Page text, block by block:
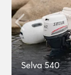
Selva 540